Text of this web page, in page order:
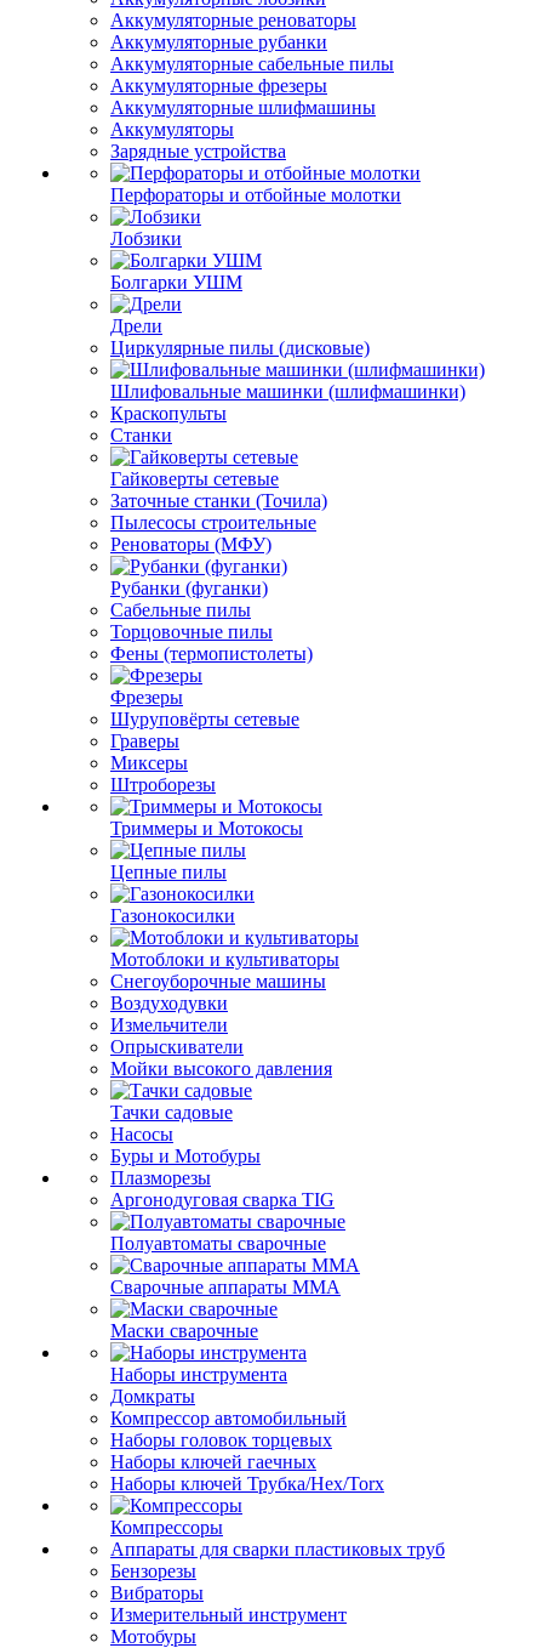
Аккумуляторные реноваторы
Аккумуляторные рубанки
Аккумуляторные сабельные пилы
Аккумуляторные фрезеры
Аккумуляторные шлифмашины
Аккумуляторы
Зарядные устройства
Перфораторы и отбойные молотки
Лобзики
Болгарки УШМ
Дрели
Циркулярные пилы (дисковые)
Шлифовальные машинки (шлифмашинки)
Краскопульты
Станки
Гайковерты сетевые
Заточные станки (Точила)
Пылесосы строительные
Реноваторы (МФУ)
Рубанки (фуганки)
Сабельные пилы
Торцовочные пилы
Фены (термопистолеты)
Фрезеры
Шуруповёрты сетевые
Граверы
Миксеры
Штроборезы
Триммеры и Мотокосы
Цепные пилы
Газонокосилки
Мотоблоки и культиваторы
Снегоуборочные машины
Воздуходувки
Измельчители
Опрыскиватели
Мойки высокого давления
Тачки садовые
Насосы
Буры и Мотобуры
Плазморезы
Аргонодуговая сварка TIG
Полуавтоматы сварочные
Сварочные аппараты ММА
Маски сварочные
Наборы инструмента
Домкраты
Компрессор автомобильный
Наборы головок торцевых
Наборы ключей гаечных
Наборы ключей Трубка/Hex/Torx
Компрессоры
Аппараты для сварки пластиковых труб
Бензорезы
Вибраторы
Измерительный инструмент
Мотобуры